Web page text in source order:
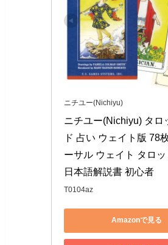
ニチユー(Nichiyu)
ニチユー(Nichiyu) タロ
ド 占い ウェイト版 78
ーサル ウェイト タロッ
日本語解説書 初心者
T0104az
Amazonで見る